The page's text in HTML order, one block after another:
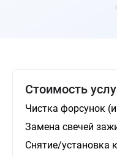
Стоимость
Чистка форсунок
Замена свечей
Снятие/установка